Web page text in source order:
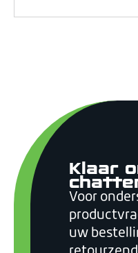
Klaar
Voor
uw